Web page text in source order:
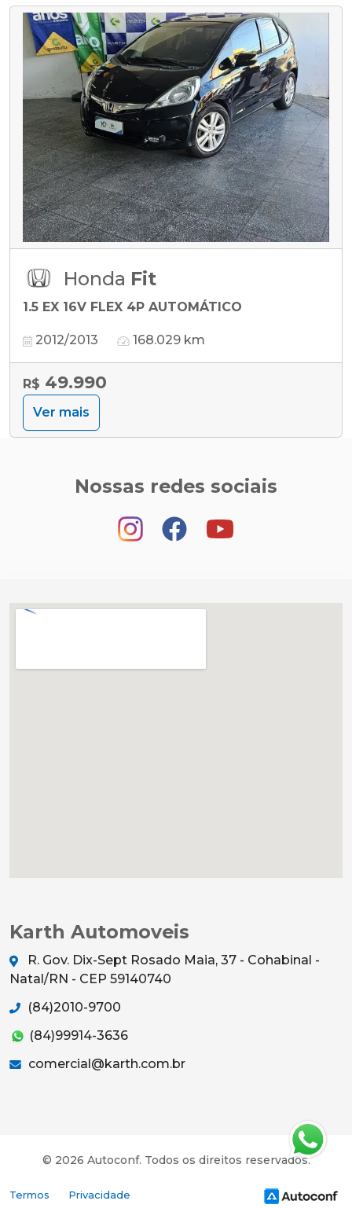
Honda Fit
1.5 EX 16V FLEX 4P AUTOMÁTICO
2012/2013 168.029 km
R$ 49.990
Ver mais
Nossas redes sociais
Karth Automoveis
R. Gov. Dix-Sept Rosado Maia, 37 - Cohabinal -
Natal/RN - CEP 59140740
(84)2010-9700
(84)99914-3636
comercial@karth.com.br
© 2026 Autoconf. Todos os direitos reservados.
Termos Privacidade